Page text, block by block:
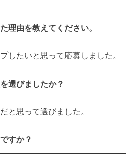
理由を教えてください。
したいと思って応募しました。
選びましたか？
と思って選びました。
すか？